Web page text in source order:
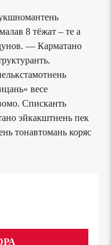
8 тёжат – те а
— Карматано
весе
Списканть
эйкакштнень пек
тонавтомань коряс